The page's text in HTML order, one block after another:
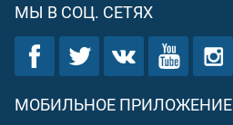
МЫ В СОЦ. СЕТЯХ
МОБИЛЬНОЕ ПРИЛОЖЕНИЕ